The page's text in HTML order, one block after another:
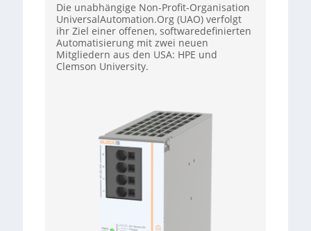
Die unabhängige Non-Profit-Organisation
UniversalAutomation.Org (UAO) verfolgt
ihr Ziel einer offenen, softwaredefinierten
Automatisierung mit zwei neuen
Mitgliedern aus den USA: HPE und
Clemson University.